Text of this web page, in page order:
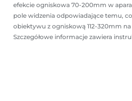
efekcie ogniskowa 70-200mm w
pole widzenia odpowiadające temu,
obiektywu z ogniskową 112-320mm
Szczegółowe informacje zawiera